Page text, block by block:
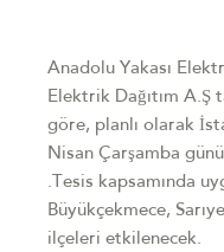
Anadolu Yakası
Elektrik Dağıtım A.Ş
göre, planlı olarak
Nisan Çarşamba
.Tesis kapsamında
Büyükçekmece,
ilçeleri etkilenecek.